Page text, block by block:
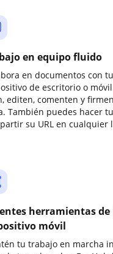
en equipo fluido
en documentos con
de escritorio o
editen, comenten y
También puedes hacer
su URL en cualquier
herramientas de
móvil
tu trabajo en marcha